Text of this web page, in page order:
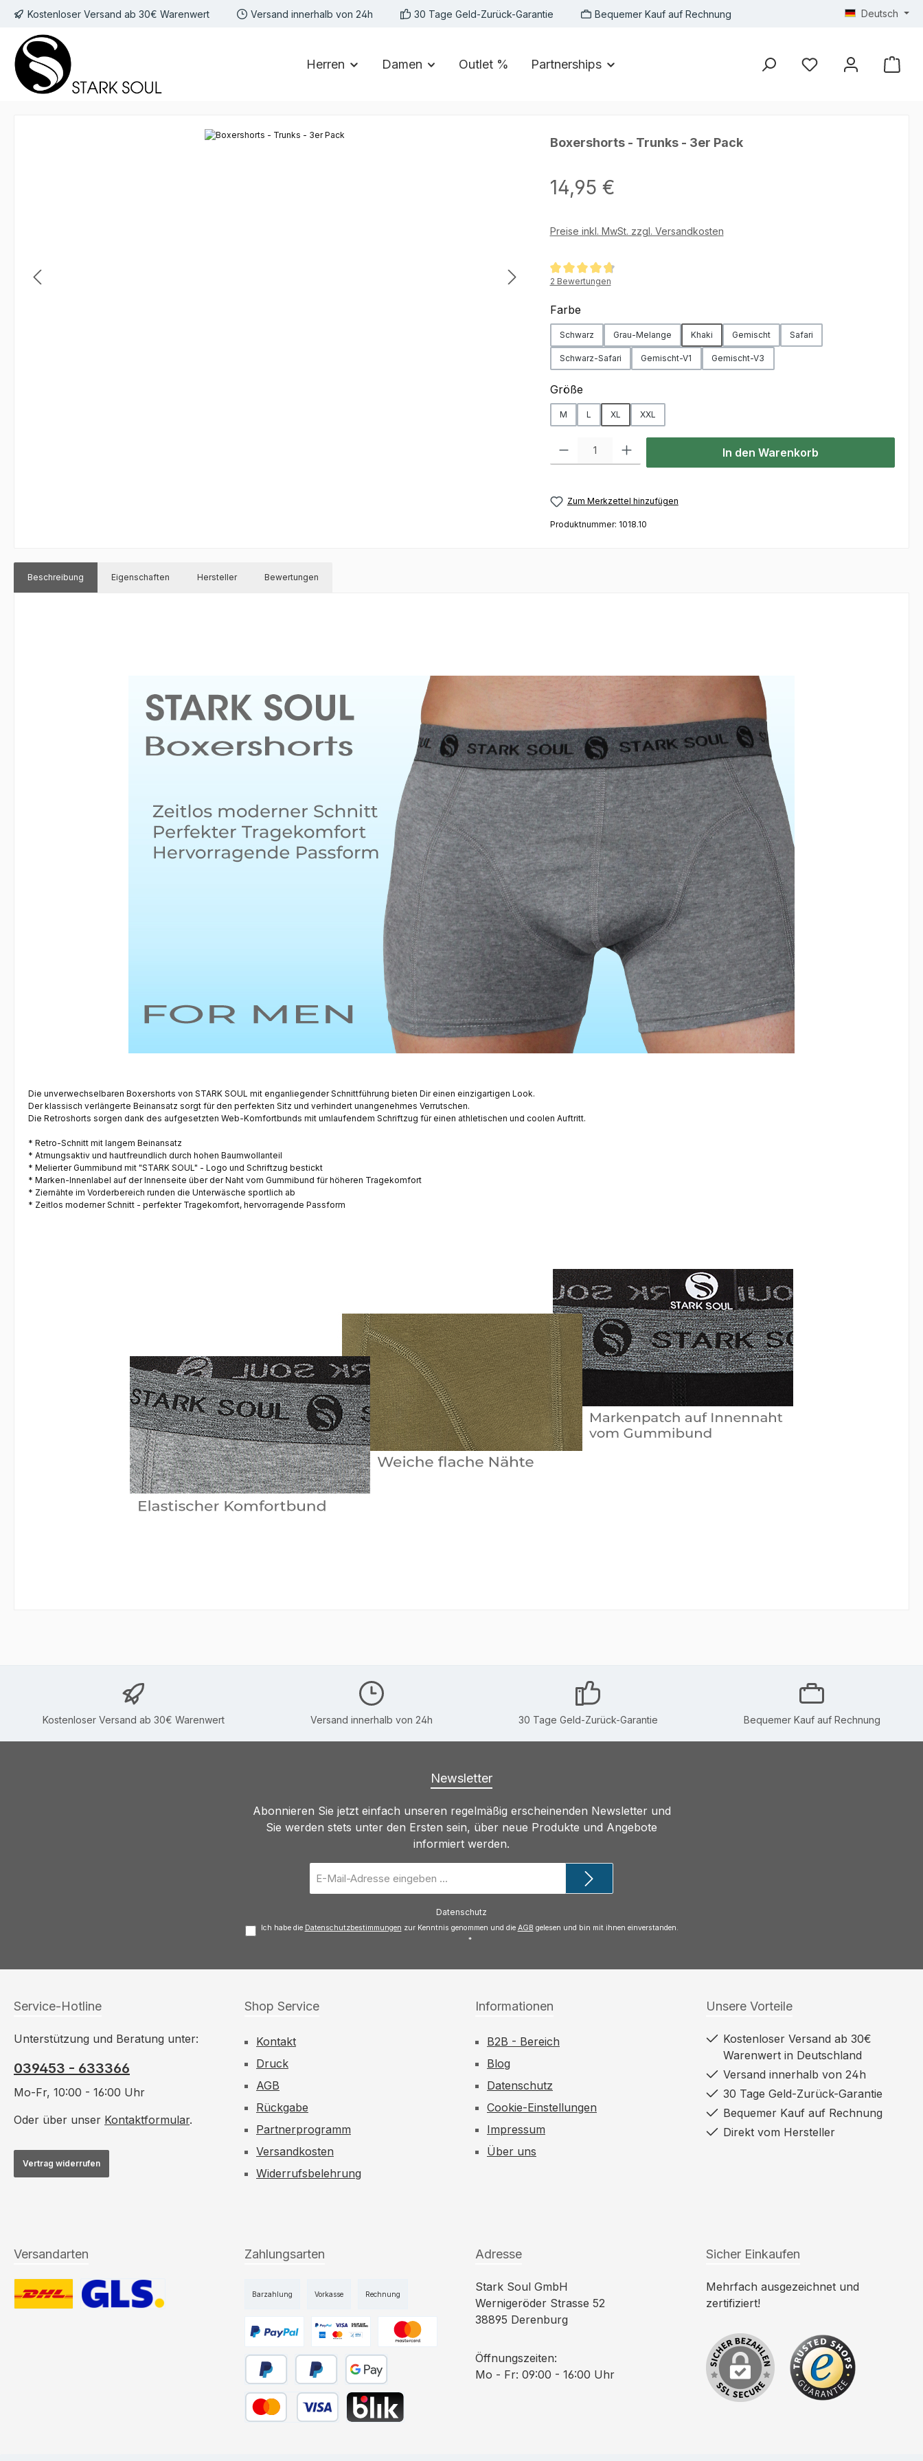
Hauptinhalt springen
Zur Suche springen
Zur Hauptnavigation springen
Kostenloser Versand ab 30€ Warenwert Versand innerhalb von 24h 30 Tage Geld-Zurück-Garantie Bequemer Kauf auf Rechnung Deutsch
Herren Damen Outlet % Partnerships
Boxershorts - Trunks - 3er Pack
Regulärer Preis:
14,95 €
Preise inkl. MwSt. zzgl. Versandkosten
Durchschnittliche Bewertung von 4.75 von 5 Sternen
2 Bewertungen
Farbeauswählen
Schwarz Grau-Melange Khaki Gemischt Safari
Schwarz-Safari Gemischt-V1 Gemischt-V3
Größeauswählen
M L XL XXL
Produkt Anzahl: Gib den gewünschten Wert ein oder benutze die Schaltflächen
In den Warenkorb
Zum Merkzettel hinzufügen
Produktnummer: 1018.10
Beschreibung Eigenschaften Hersteller Bewertungen
Die unverwechselbaren Boxershorts von STARK SOUL mit enganliegender Schnittführung bieten Dir einen einzigartigen Look.
Der klassisch verlängerte Beinansatz sorgt für den perfekten Sitz und verhindert unangenehmes Verrutschen.
Die Retroshorts sorgen dank des aufgesetzten Web-Komfortbunds mit umlaufendem Schriftzug für einen athletischen und coolen Auftritt.
* Retro-Schnitt mit langem Beinansatz
* Atmungsaktiv und hautfreundlich durch hohen Baumwollanteil
* Melierter Gummibund mit "STARK SOUL" - Logo und Schriftzug bestickt
* Marken-Innenlabel auf der Innenseite über der Naht vom Gummibund für höheren Tragekomfort
* Ziernähte im Vorderbereich runden die Unterwäsche sportlich ab
* Zeitlos moderner Schnitt - perfekter Tragekomfort, hervorragende Passform
Kostenloser Versand ab 30€ Warenwert Versand innerhalb von 24h 30 Tage Geld-Zurück-Garantie Bequemer Kauf auf Rechnung
Newsletter
Abonnieren Sie jetzt einfach unseren regelmäßig erscheinenden Newsletter und
Sie werden stets unter den Ersten sein, über neue Produkte und Angebote
informiert werden.
Mail-
Datenschutz
Ich habe die Datenschutzbestimmungen zur Kenntnis genommen und die AGB gelesen und bin mit ihnen einverstanden.
*
Service-Hotline
Unterstützung und Beratung unter:
039453 - 633366
Mo-Fr, 10:00 - 16:00 Uhr
Oder über unser Kontaktformular.
Vertrag widerrufen
Shop Service
Kontakt
Druck
AGB
Rückgabe
Partnerprogramm
Versandkosten
Widerrufsbelehrung
Informationen
B2B - Bereich
Blog
Datenschutz
Cookie-Einstellungen
Impressum
Über uns
Unsere Vorteile
Kostenloser Versand ab 30€
Warenwert in Deutschland
Versand innerhalb von 24h
30 Tage Geld-Zurück-Garantie
Bequemer Kauf auf Rechnung
Direkt vom Hersteller
Versandarten Zahlungsarten
Später Bezahlen
PayPal Google Pay
Barzahlung Vorkasse Rechnung
Benutzerdefiniertes Bild 1
Benutzerdefiniertes Bild 2Benutzerdefiniertes Bild 3
Adresse
Stark Soul GmbH
Wernigeröder Strasse 52
38895 Derenburg
Öffnungszeiten:
Mo - Fr: 09:00 - 16:00 Uhr
Sicher Einkaufen
Mehrfach ausgezeichnet und
zertifiziert!